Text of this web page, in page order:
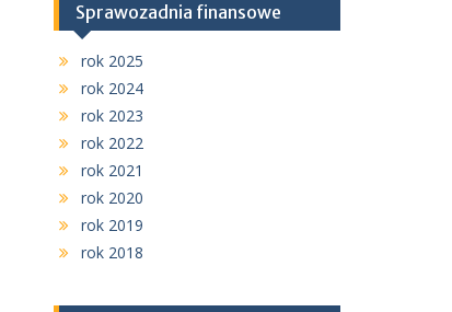
Sprawozadnia finansowe
rok 2025
rok 2024
rok 2023
rok 2022
rok 2021
rok 2020
rok 2019
rok 2018